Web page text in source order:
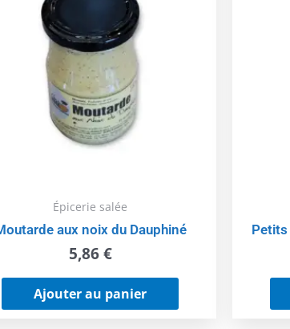
Épicerie salée
aux noix du Dauphiné
5,86€
Ajouter au panier
Petits